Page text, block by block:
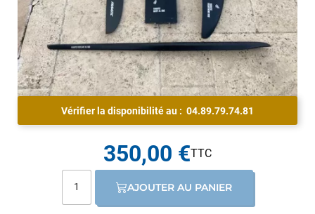
Vérifier la disponibilité au : 04.89.79.74.81
350,00 €
AJOUTER AU PANIER